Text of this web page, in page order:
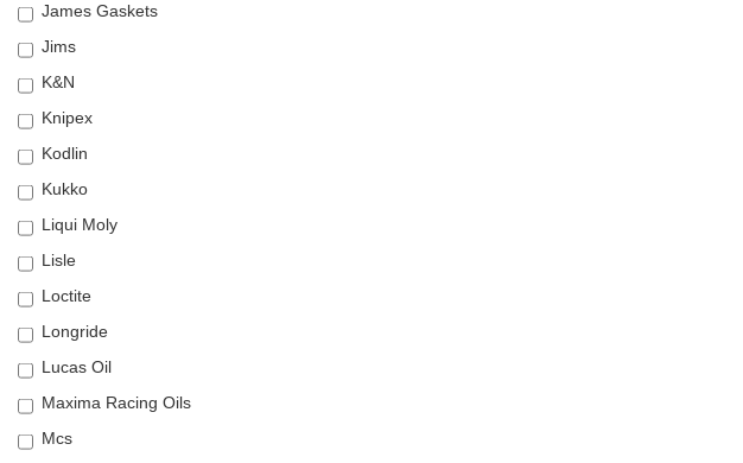
James Gaskets
Jims
K&N
Knipex
Kodlin
Kukko
Liqui Moly
Lisle
Loctite
Longride
Lucas Oil
Maxima Racing Oils
Mcs